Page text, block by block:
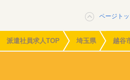
ページト
派遣社員求人TOP 埼玉県 越谷